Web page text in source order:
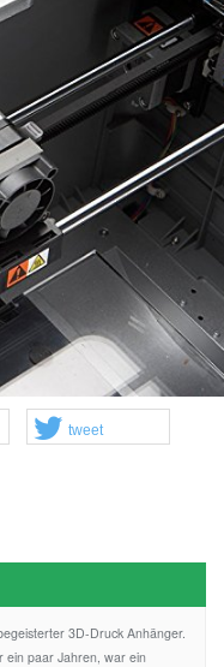
tweet
3D-Druck Anhänger.
ein paar Jahren, war ein